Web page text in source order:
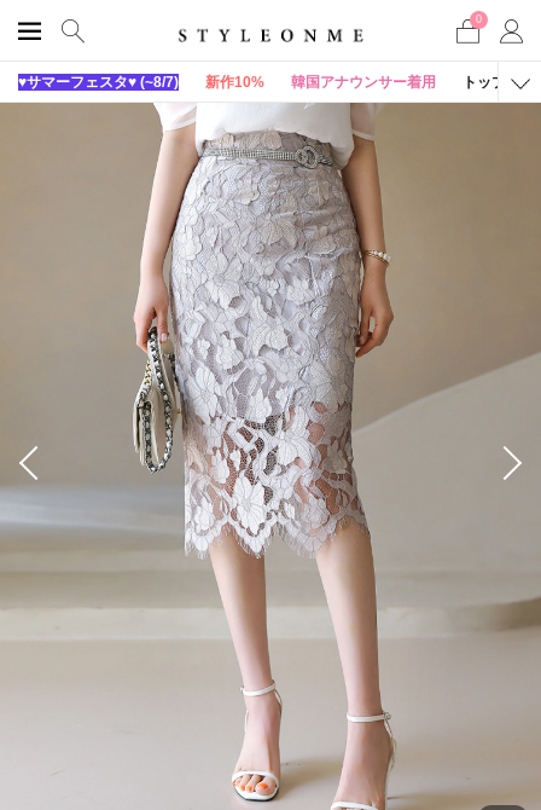
0
♥サマーフェスタ♥ (~8/7) 新作10% 韓国アナウンサー着用 トップス